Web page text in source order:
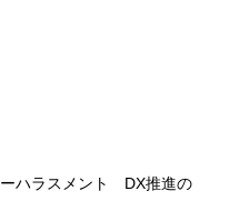
ハラスメント DX推進の